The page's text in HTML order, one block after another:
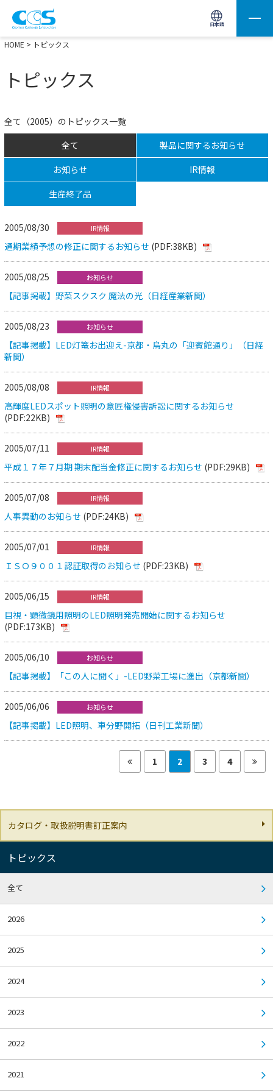
日本語
画像処理用の製品検索 サイト内検索(Enterで実行)
HOME > トピックス
トピックス
全て（2005）のトピックス一覧
全て
製品に関するお知らせ
お知らせ
IR情報
生産終了品
2005/08/30 IR情報
通期業績予想の修正に関するお知らせ (PDF:38KB)
2005/08/25 お知らせ
【記事掲載】野菜スクスク 魔法の光（日経産業新聞）
2005/08/23 お知らせ
【記事掲載】LED灯篭お出迎え-京都・烏丸の「迎賓館通り」（日経
新聞）
2005/08/08 IR情報
高輝度LEDスポット照明の意匠権侵害訴訟に関するお知らせ
(PDF:22KB)
2005/07/11 IR情報
平成１７年７月期 期末配当金修正に関するお知らせ (PDF:29KB)
2005/07/08 IR情報
人事異動のお知らせ (PDF:24KB)
2005/07/01 IR情報
ＩＳＯ９００１認証取得のお知らせ (PDF:23KB)
2005/06/15 IR情報
目視・顕微鏡用照明のLED照明発売開始に関するお知らせ
(PDF:173KB)
2005/06/10 お知らせ
【記事掲載】「この人に聞く」-LED野菜工場に進出（京都新聞）
2005/06/06 お知らせ
【記事掲載】LED照明、車分野開拓（日刊工業新聞）
1 2 3 4
カタログ・取扱説明書訂正案内
トピックス
全て
2026
2025
2024
2023
2022
2021